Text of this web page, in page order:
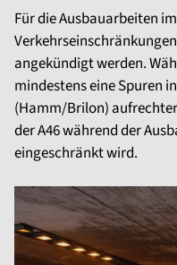
Für die Ausbauarbeiten
angekündigt werden.
mindestens eine Spuren
(Hamm/Brilon)
der A46 während der
eingeschränkt wird.